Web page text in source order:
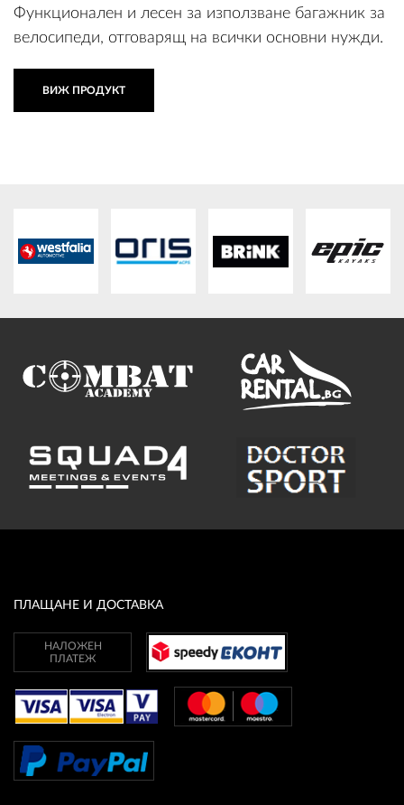
Функционален и лесен за използване багажник за
велосипеди, отговарящ на всички основни нужди.
ВИЖ ПРОДУКТ
ПЛАЩАНЕ И ДОСТАВКА
НАЛОЖЕН
ПЛАТЕЖ